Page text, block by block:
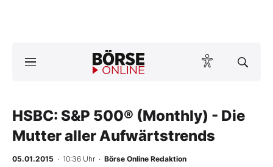
Anlageprodukte
Finanz-Check
HSBC: S&P 500® (Monthly) - Die
Mutter aller Aufwärtstrends
05.01.2015 · 10:36 Uhr · Börse Online Redaktion